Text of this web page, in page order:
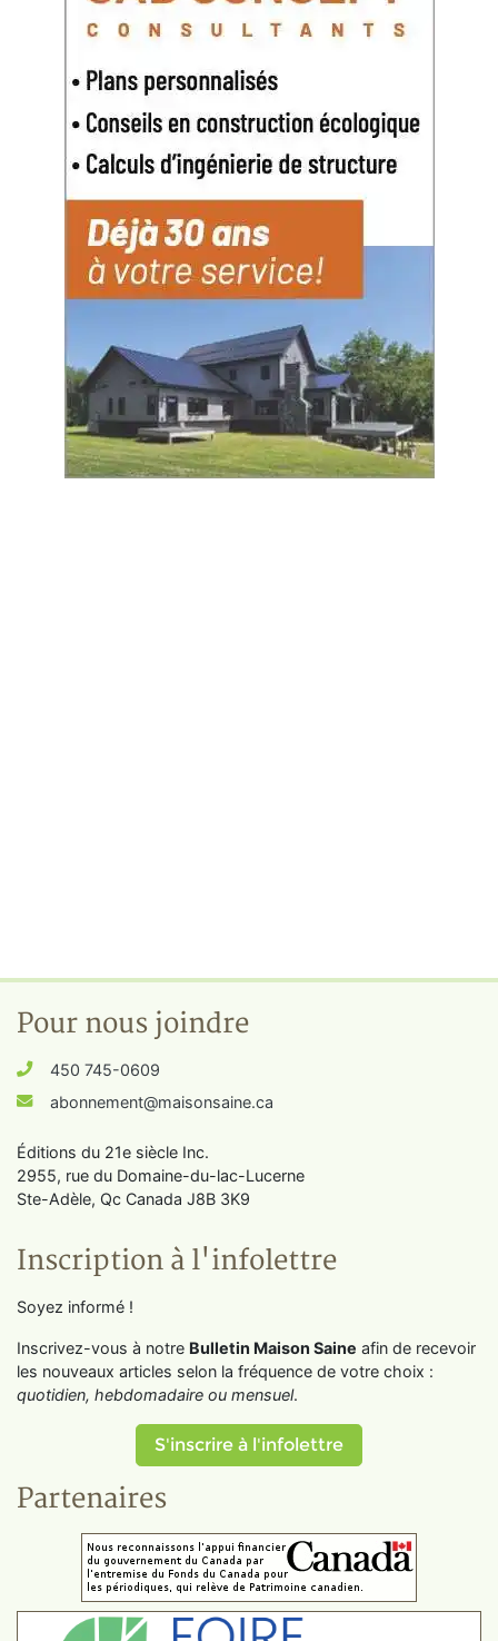
Pour nous joindre
450 745-0609
abonnement@maisonsaine.ca
Éditions du 21e siècle Inc.
2955, rue du Domaine-du-lac-Lucerne
Ste-Adèle, Qc Canada J8B 3K9
Inscription à l'infolettre
Soyez informé !
Inscrivez-vous à notre Bulletin Maison Saine afin de recevoir
les nouveaux articles selon la fréquence de votre choix :
quotidien, hebdomadaire ou mensuel.
S'inscrire à l'infolettre
Partenaires